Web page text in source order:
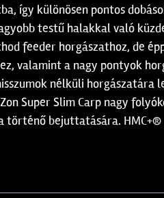
így különösen pontos
testű halakkal való
feeder horgászathoz, de
valamint a nagy pontyok
nélküli
Super Slim Carp nagy
történő bejuttatására.